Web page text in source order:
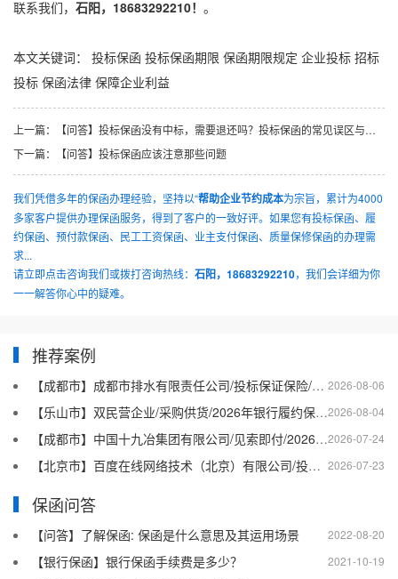
联系我们， 石阳，18683292210！ 。
本文关键词： 投标保函 投标保函期限 保函期限规定 企业投标 招标
投标 保函法律 保障企业利益
上一篇：
【问答】投标保函没有中标，需要退还吗？投标保函的常见误区与应对策略
下一篇：
【问答】投标保函应该注意那些问题
我们凭借多年的保函办理经验，坚持以“帮助企业节约成本为宗旨，累计为4000
多家客户提供办理保函服务，得到了客户的一致好评。如果您有投标保函、履
约保函、预付款保函、民工工资保函、业主支付保函、质量保修保函的办理需
求...
请立即点击咨询我们或拨打咨询热线： 石阳，18683292210，我们会详细为你
一一解答你心中的疑难。
推荐案例
2026-08-06
【成都市】成都市排水有限责任公司/投标保证保险/2026银行投标保函十三
2026-08-04
【乐山市】双民营企业/采购供货/2026年银行履约保函四十二
2026-07-24
【成都市】中国十九冶集团有限公司/见索即付/2026年银行履约保函四十一
2026-07-23
【北京市】百度在线网络技术（北京）有限公司/投标保函/2026银行投标保函十二
保函问答
2022-08-20
【问答】了解保函: 保函是什么意思及其运用场景
2021-10-19
【银行保函】银行保函手续费是多少？